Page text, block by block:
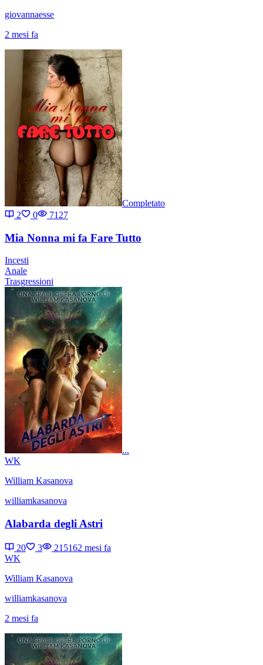
giovannaesse
2 mesi fa
Completato
2
0 7127
Mia Nonna mi fa Fare Tutto
Incesti
Anale
Trasgressioni
...
WK
William Kasanova
williamkasanova
Alabarda degli Astri
20 3 215162 mesi fa
WK
William Kasanova
williamkasanova
2 mesi fa